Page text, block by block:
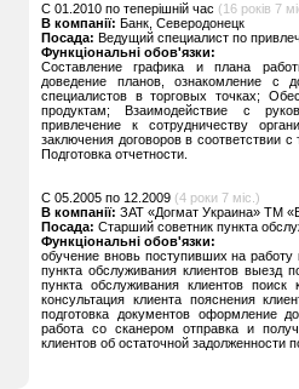
C 01.2010 по теперішній час (16 років 7
В компанії: Банк, Северодонецк
Посада: Ведущий специалист по
Функціональні обов'язки:
Составление графика и плана
доведение планов, ознакомление с
специалистов в торговых точках;
продуктам; Взаимодействие с
привлечение к сотрудничеству
заключения договоров в соответствии
Подготовка отчетности.
C 05.2005 по 12.2009 (4 роки 7 міс.)
В компанії: ЗАТ «Догмат Украина» ТМ
Посада: Старший советник пункта
Функціональні обов'язки:
обучение вновь поступивших на работу
пункта обслуживания клиентов выезд
пункта обслуживания клиентов
консультация клиента пояснения
подготовка документов оформление
работа со сканером отправка и
клиентов об остаточной задолженности